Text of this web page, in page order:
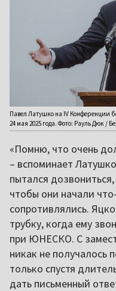
Павел Латушко на IV Конференции
24 мая 2025 года. Фото: Рауль Дюк /
«Помню, что очень
– вспоминает
пытался
чтобы они начали
сопротивлялись.
трубку, когда ему
при ЮНЕСКО. С
никак не получалось
только спустя
дать письменный